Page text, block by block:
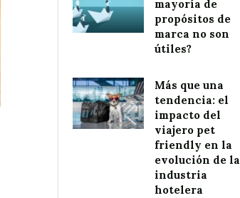
mayoría de
propósitos de
marca no son
útiles?
Más que una
tendencia: el
impacto del
viajero pet
friendly en la
evolución de la
industria
hotelera